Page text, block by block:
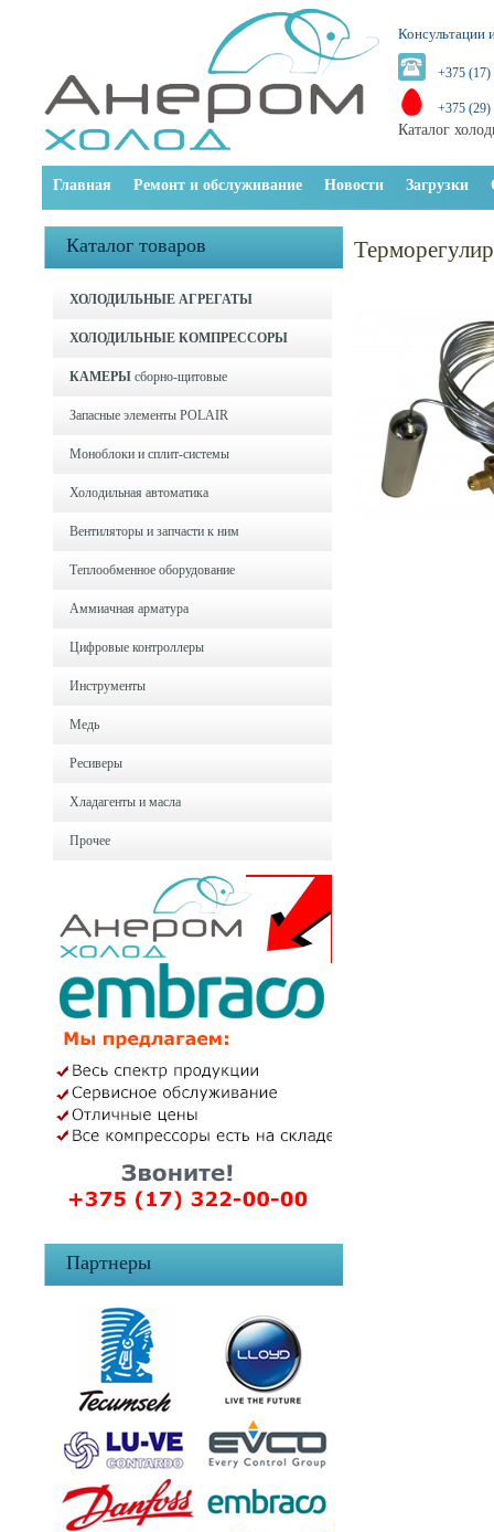
Консультации
+375 (17)
+375 (29)
Каталог
Главная Ремонт и обслуживание Новости Загрузки
Каталог товаров
ХОЛОДИЛЬНЫЕ АГРЕГАТЫ
ХОЛОДИЛЬНЫЕ КОМПРЕССОРЫ
КАМЕРЫ сборно-щитовые
Запасные элементы POLAIR
Моноблоки и cплит-системы
Холодильная автоматика
Вентиляторы и запчасти к ним
Теплообменное оборудование
Аммиачная арматура
Цифровые контроллеры
Инструменты
Медь
Ресиверы
Хладагенты и масла
Прочее
Партнеры